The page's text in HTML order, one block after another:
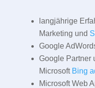
langjährige
Marketing und
Google
Google Partner
Microsoft Bing
Microsoft Web